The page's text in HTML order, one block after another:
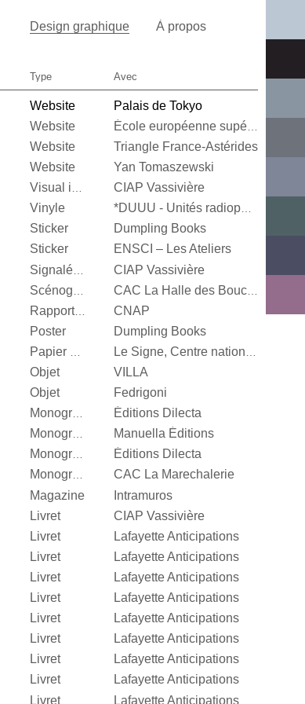
Design graphique À propos
Type Avec
Website
Palais de Tokyo
Website
Website
Triangle France-Astérides
Website
Yan Tomaszewski
Visual identity
CIAP Vassivière
Vinyle *DUUU - Unités radiophoniques mobiles
Sticker
Dumpling Books
Sticker
ENSCI – Les Ateliers
CIAP Vassivière
Rapport d’activité
CNAP
Poster
Dumpling Books
Objet
VILLA
Objet
Fedrigoni
Monographie
Éditions Dilecta
Monographie
Manuella Éditions
Monographie
Éditions Dilecta
Monographie
CAC La Marechalerie
Magazine
Intramuros
Livret
CIAP Vassivière
Livret
Lafayette Anticipations
Livret
Lafayette Anticipations
Livret
Lafayette Anticipations
Livret
Lafayette Anticipations
Livret
Lafayette Anticipations
Livret
Lafayette Anticipations
Livret
Lafayette Anticipations
Livret
Lafayette Anticipations
Livret Lafayette Anticipations